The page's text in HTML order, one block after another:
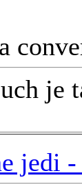
je
jedi